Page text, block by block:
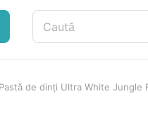
de dinți Ultra White Jungle